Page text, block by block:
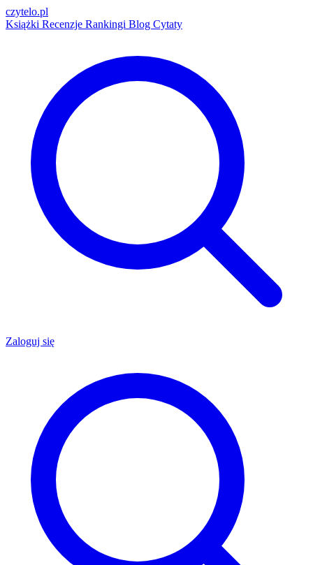
czytelo.pl
Książki Recenzje Rankingi Blog Cytaty
Zaloguj się